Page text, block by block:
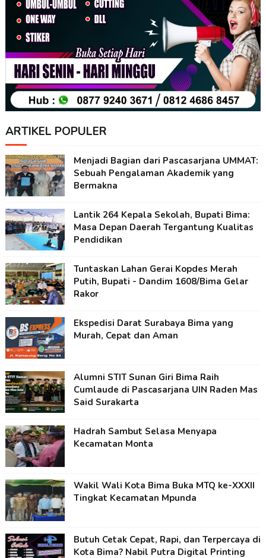
ARTIKEL POPULER
Menjadi Bagian dari Pascasarjana UMMAT:
Sebuah Pengalaman Akademik yang
Bermakna
Lantik 264 Kepala Sekolah, Bupati Bima:
Masa Depan Daerah Tergantung Kualitas
Pendidikan
Tuntaskan Lahan Gerai Kopdes Merah
Putih, Bupati - Dandim 1608/Bima Gelar
Rakor
Ekspedisi Darat Surabaya Bima yang
Murah, Cepat dan Aman
Alumni STIT Sunan Giri Bima Raih
Cumlaude di Pascasarjana UIN Raden Mas
Said Surakarta
Hadrah Sambut Selasa Menyapa
Kecamatan Monta
Wakil Wali Kota Bima Buka MTQ ke-XXXII
Tingkat Kecamatan Mpunda
Butuh Cetak Cepat, Rapi, dan Terpercaya di
Kota Bima? Nabil Putra Digital Printing